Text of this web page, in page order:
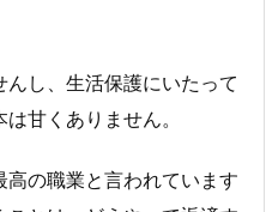
し、生活保護にいたって
甘くありません。
の職業と言われています